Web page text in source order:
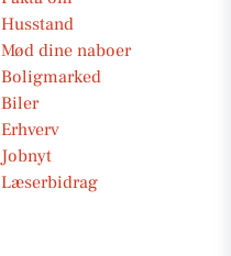
Husstand
Mød dine naboer
Boligmarked
Biler
Erhverv
Jobnyt
Læserbidrag